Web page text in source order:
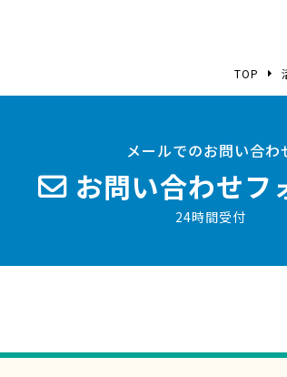
TOP
メールでのお問い合わ
お問い合わせフ
24時間受付